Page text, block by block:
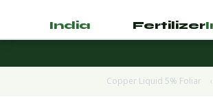
Fertilizer
India
›
Copper Liquid 5% Foliar